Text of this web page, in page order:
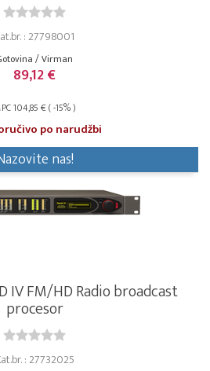
: 27798001
/ Virman
89,12 €
104,85 € ( -15% )
po narudžbi
nas!
IV FM/HD Radio broadcast
procesor
: 27732025